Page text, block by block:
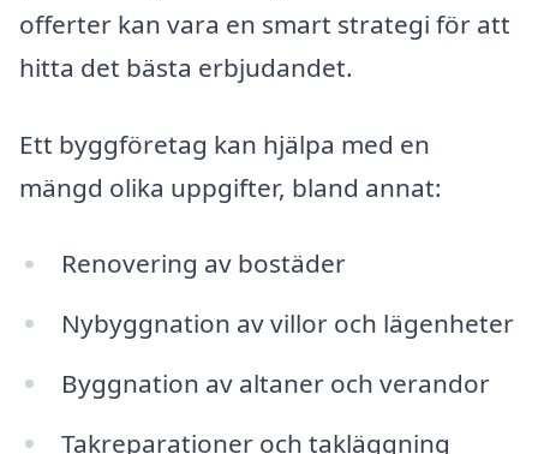
offerter kan vara en smart strategi för att
hitta det bästa erbjudandet.
Ett byggföretag kan hjälpa med en
mängd olika uppgifter, bland annat:
Renovering av bostäder
Nybyggnation av villor och lägenheter
Byggnation av altaner och verandor
Takreparationer och takläggning